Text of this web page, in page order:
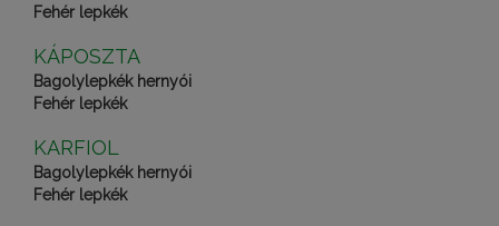
Fehér lepkék
KÁPOSZTA
Bagolylepkék hernyói
Fehér lepkék
KARFIOL
Bagolylepkék hernyói
Fehér lepkék